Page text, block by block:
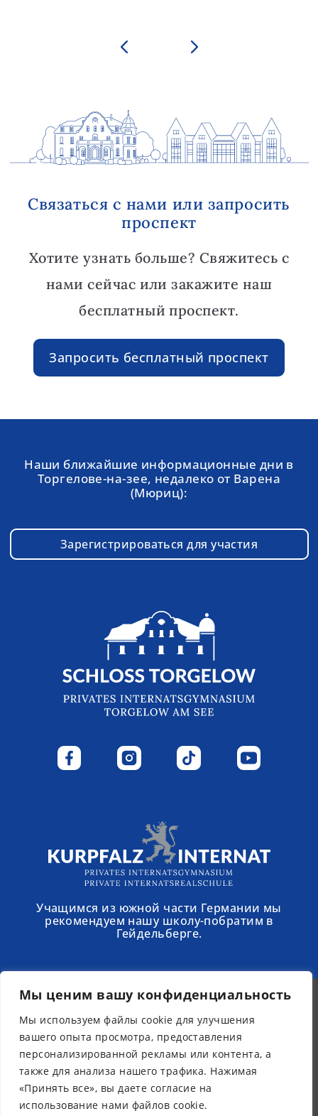
Мы ценим вашу конфиденциальность
Мы используем файлы cookie для улучшения
вашего опыта просмотра, предоставления
персонализированной рекламы или контента, а
также для анализа нашего трафика. Нажимая
«Принять все», вы даете согласие на
использование нами файлов cookie.
Связаться с нами или запросить
проспект
Хотите узнать больше? Свяжитесь с
нами сейчас или закажите наш
бесплатный проспект.
Запросить бесплатный проспект
Наши ближайшие информационные дни в
Торгелове-на-зее, недалеко от Варена
(Мюриц):
Зарегистрироваться для участия
Учащимся из южной части Германии мы
рекомендуем нашу школу-побратим в
Гейдельберге.
© 2025 - Schloss Torgelow
Рассылка новостей
Юридическая информация
Защита данных
Доступность